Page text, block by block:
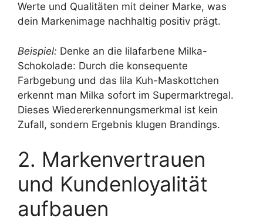
Werte und Qualitäten mit deiner Marke, was
dein Markenimage nachhaltig positiv prägt.
Beispiel: Denke an die lilafarbene Milka-
Schokolade: Durch die konsequente
Farbgebung und das lila Kuh-Maskottchen
erkennt man Milka sofort im Supermarktregal.
Dieses Wiedererkennungsmerkmal ist kein
Zufall, sondern Ergebnis klugen Brandings.
2. Markenvertrauen
und Kundenloyalität
aufbauen